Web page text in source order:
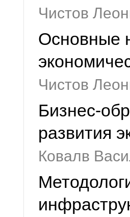
Чистов
Основные
Чистов
Бизнес-
развития
Ковалв